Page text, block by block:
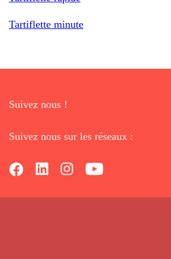
Tartiflette minute
Suivez nous !
Suivez nous sur les réseaux :